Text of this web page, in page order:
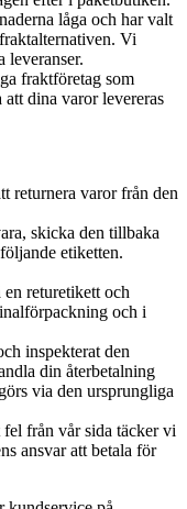
låga och har valt
Vi
leveranser.
fraktföretag som
dina varor levereras
returnera varor från den
skicka den tillbaka
etiketten.
returetikett och
och i
inspekterat den
din återbetalning
via den ursprungliga
från vår sida täcker vi
ansvar att betala för